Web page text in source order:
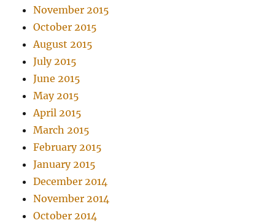
November 2015
October 2015
August 2015
July 2015
June 2015
May 2015
April 2015
March 2015
February 2015
January 2015
December 2014
November 2014
October 2014